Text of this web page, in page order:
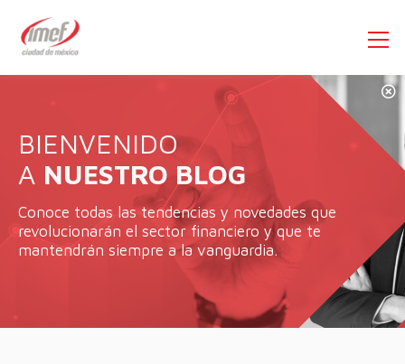
BIENVENIDO
A NUESTRO BLOG
Conoce todas las tendencias y novedades que
revolucionarán el sector financiero y que te
mantendrán siempre a la vanguardia.